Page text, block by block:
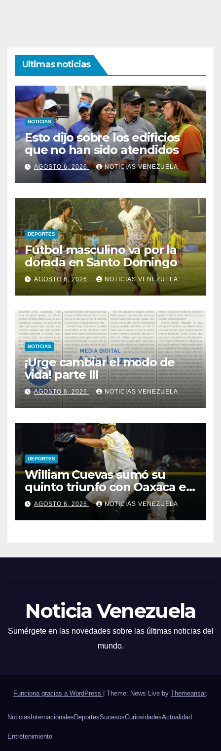
Ultimas noticias
NOTICIAS
Esto dijo sobre los edificios
que no han sido atendidos
AGOSTO 6, 2026 NOTICIAS VENEZUELA
DEPORTES
Fútbol masculino va por la
dorada en Santo Domingo
AGOSTO 6, 2026 NOTICIAS VENEZUELA
NOTICIAS
¡Urge cambiar el modo de
vida! parte III
AGOSTO 6, 2026 NOTICIAS VENEZUELA
DEPORTES
William Cuevas sumó su
quinto triunfo con Oaxaca en
México
AGOSTO 6, 2026 NOTICIAS VENEZUELA
Noticia Venezuela
Sumérgete en las novedades sobre las últimas noticias del
mundo.
Funciona gracias a WordPress Theme: News Live by Themeansar.
Noticias Internacionales DeportesSucesosCuriosidadesActualidad
Entretenimiento